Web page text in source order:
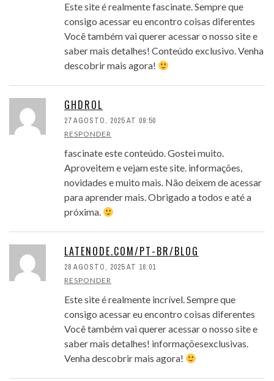
Este site é realmente fascinate. Sempre que
consigo acessar eu encontro coisas diferentes
Você também vai querer acessar o nosso site e
saber mais detalhes! Conteúdo exclusivo. Venha
descobrir mais agora!
GHDROL
27 AGOSTO, 2025 AT 09:50
RESPONDER
fascinate este conteúdo. Gostei muito.
Aproveitem e vejam este site. informações,
novidades e muito mais. Não deixem de acessar
para aprender mais. Obrigado a todos e até a
próxima.
LATENODE.COM/PT-BR/BLOG
28 AGOSTO, 2025 AT 16:01
RESPONDER
Este site é realmente incrível. Sempre que
consigo acessar eu encontro coisas diferentes
Você também vai querer acessar o nosso site e
saber mais detalhes! informaçõesexclusivas.
Venha descobrir mais agora!